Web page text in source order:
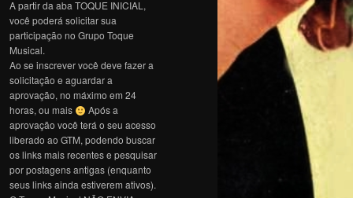
A partir da aba TOQUE INICIAL,
você poderá solicitar sua
participação no Grupo Toque
Musical.
Ao se inscrever você deve fazer a
solicitação e aguardar a
aprovação, no máximo em 24
horas, ou mais
Após a
aprovação você terá o seu acesso
liberado ao GTM, podendo buscar
os links mais recentes e pesquisar
por postagens antigas (enquanto
seus links ainda estiverem ativos).